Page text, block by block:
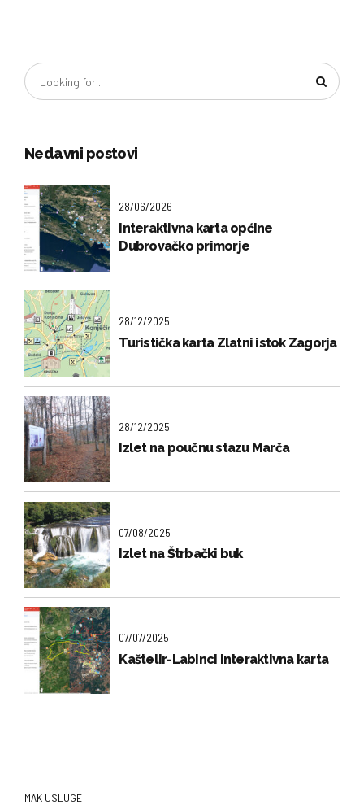
Nedavni postovi
28/06/2026
Interaktivna karta općine
Dubrovačko primorje
28/12/2025
Turistička karta Zlatni istok Zagorja
28/12/2025
Izlet na poučnu stazu Marča
07/08/2025
Izlet na Štrbački buk
07/07/2025
Kaštelir-Labinci interaktivna karta
MAK USLUGE